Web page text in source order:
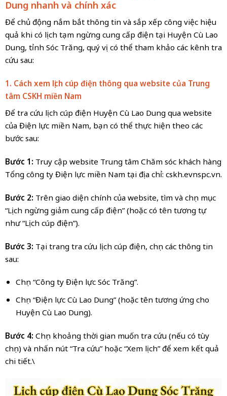
Dung nhanh và chính xác
Để chủ động nắm bắt thông tin và sắp xếp công việc hiệu
quả khi có lịch tạm ngừng cung cấp điện tại Huyện Cù Lao
Dung, tỉnh Sóc Trăng, quý vị có thể tham khảo các kênh tra
cứu sau:
1. Cách xem lịch cúp điện thông qua website của Trung
tâm CSKH miền Nam
Để tra cứu lịch cúp điện Huyện Cù Lao Dung qua website
của Điện lực miền Nam, bạn có thể thực hiện theo các
bước sau:
Bước 1: Truy cập website Trung tâm Chăm sóc khách hàng
Tổng công ty Điện lực miền Nam tại địa chỉ: cskh.evnspc.vn.
Bước 2: Trên giao diện chính của website, tìm và chọn mục
“Lịch ngừng giảm cung cấp điện” (hoặc có tên tương tự
như “Lịch cúp điện”).
Bước 3: Tại trang tra cứu lịch cúp điện, chọn các thông tin
sau:
Chọn “Công ty Điện lực Sóc Trăng”.
Chọn “Điện lực Cù Lao Dung” (hoặc tên tương ứng cho
Huyện Cù Lao Dung).
Bước 4: Chọn khoảng thời gian muốn tra cứu (nếu có tùy
chọn) và nhấn nút “Tra cứu” hoặc “Xem lịch” để xem kết quả
chi tiết.\